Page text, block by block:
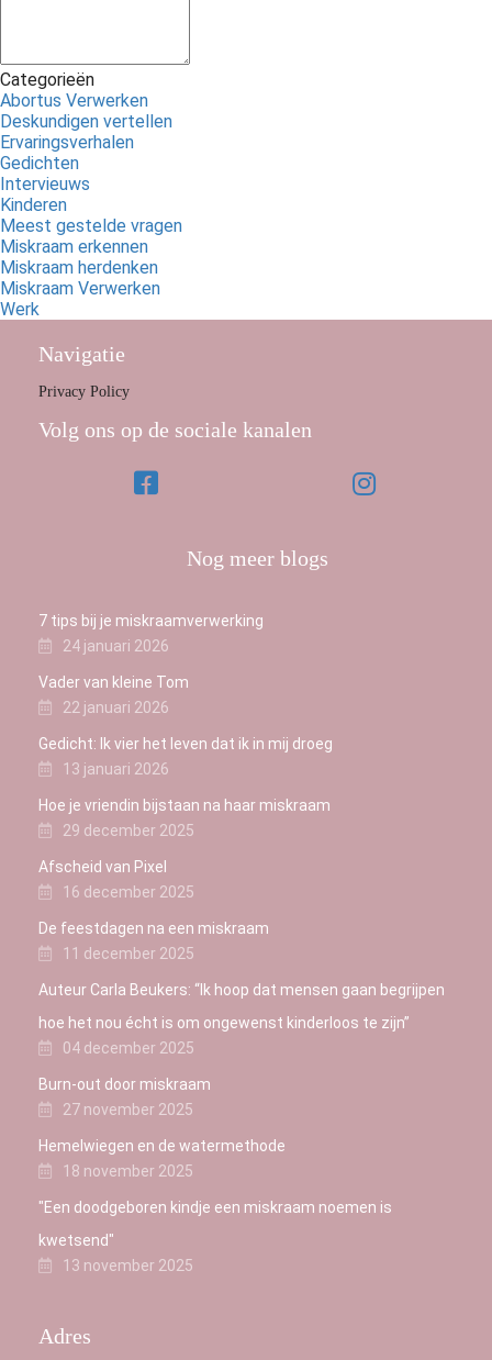
Categorieën
Abortus Verwerken
Deskundigen vertellen
Ervaringsverhalen
Gedichten
Intervieuws
Kinderen
Meest gestelde vragen
Miskraam erkennen
Miskraam herdenken
Miskraam Verwerken
Werk
Navigatie
Privacy Policy
Volg ons op de sociale kanalen
Nog meer blogs
7 tips bij je miskraamverwerking
24 januari 2026
Vader van kleine Tom
22 januari 2026
Gedicht: Ik vier het leven dat ik in mij droeg
13 januari 2026
Hoe je vriendin bijstaan na haar miskraam
29 december 2025
Afscheid van Pixel
16 december 2025
De feestdagen na een miskraam
11 december 2025
Auteur Carla Beukers: “Ik hoop dat mensen gaan begrijpen
hoe het nou écht is om ongewenst kinderloos te zijn”
04 december 2025
Burn-out door miskraam
27 november 2025
Hemelwiegen en de watermethode
18 november 2025
"Een doodgeboren kindje een miskraam noemen is
kwetsend"
13 november 2025
Adres